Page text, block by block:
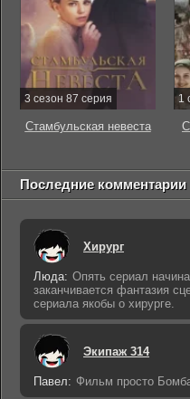
3 сезон 87 серия
Стамбульская невеста
1
Последние комментарии
Хирург
Люда: Опять сериал
заканчивается фантазия
сериала якобы о хирурге.
Экипаж 314
Павел: Фильм просто